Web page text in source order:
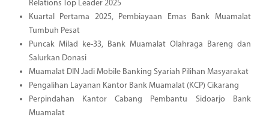
Relations Top Leader 2025
Kuartal Pertama 2025, Pembiayaan Emas Bank Muamalat
Tumbuh Pesat
Puncak Milad ke-33, Bank Muamalat Olahraga Bareng dan
Salurkan Donasi
Muamalat DIN Jadi Mobile Banking Syariah Pilihan Masyarakat
Pengalihan Layanan Kantor Bank Muamalat (KCP) Cikarang
Perpindahan Kantor Cabang Pembantu Sidoarjo Bank
Muamalat